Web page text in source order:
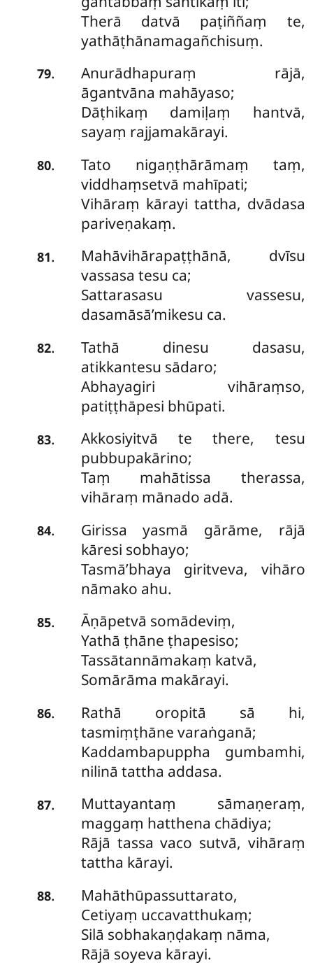
Therā datvā paṭiññaṃ te,
yathāṭhānamagañchisuṃ.
79.
Anurādhapuraṃ rājā,
āgantvāna mahāyaso;
Dāṭhikaṃ damiḷaṃ hantvā,
sayaṃ rajjamakārayi.
80.
Tato nigaṇṭhārāmaṃ taṃ,
viddhaṃsetvā mahīpati;
Vihāraṃ kārayi tattha, dvādasa
pariveṇakaṃ.
81.
Mahāvihārapaṭṭhānā, dvīsu
vassasa tesu ca;
Sattarasasu vassesu,
dasamāsā’mikesu ca.
82.
Tathā dinesu dasasu,
atikkantesu sādaro;
Abhayagiri vihāraṃso,
patiṭṭhāpesi bhūpati.
83.
Akkosiyitvā te there, tesu
pubbupakārino;
Taṃ mahātissa therassa,
vihāraṃ mānado adā.
84.
Girissa yasmā gārāme, rājā
kāresi sobhayo;
Tasmā’bhaya giritveva, vihāro
nāmako ahu.
85.
Āṇāpetvā somādeviṃ,
Yathā ṭhāne ṭhapesiso;
Tassātannāmakaṃ katvā,
Somārāma makārayi.
86.
Rathā oropitā sā hi,
tasmiṃṭhāne varaṅganā;
Kaddambapuppha gumbamhi,
nilinā tattha addasa.
87.
Muttayantaṃ sāmaṇeraṃ,
maggaṃ hatthena chādiya;
Rājā tassa vaco sutvā, vihāraṃ
tattha kārayi.
88.
Mahāthūpassuttarato,
Cetiyaṃ uccavatthukaṃ;
Silā sobhakaṇḍakaṃ nāma,
Rājā soyeva kārayi.